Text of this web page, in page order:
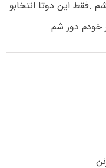
.فقط این دوتا انتخابو
خودم دور شم